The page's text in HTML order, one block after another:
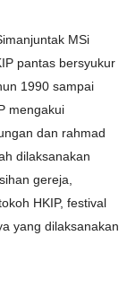
MSi
pantas bersyukur
1990 sampai
mengakui
dan rahmad
dilaksanakan
gereja,
HKIP, festival
yang dilaksanakan